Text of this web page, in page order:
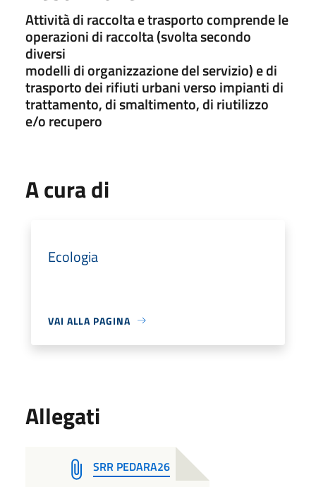
Attività di raccolta e trasporto comprende le
operazioni di raccolta (svolta secondo
diversi
modelli di organizzazione del servizio) e di
trasporto dei rifiuti urbani verso impianti di
trattamento, di smaltimento, di riutilizzo
e/o recupero
A cura di
Ecologia
VAI ALLA PAGINA
Allegati
SRR PEDARA26